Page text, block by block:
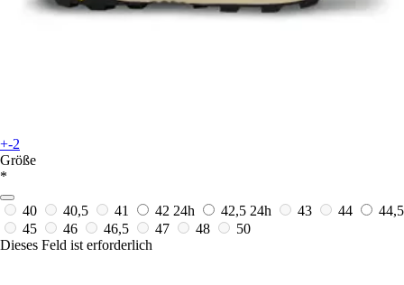
+-2
Größe
*
40 40,5 41 42 24h 42,5 24h 43 44
44,5
45
46 46,5 47 48
50
Dieses Feld ist erforderlich